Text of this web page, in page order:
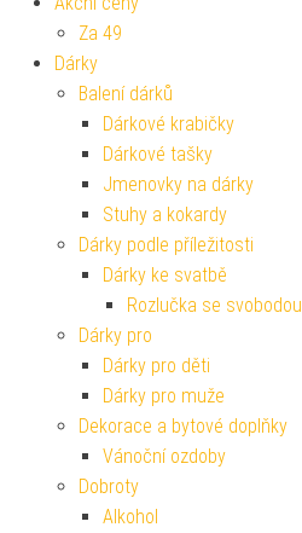
Za 49
Dárky
Balení dárků
Dárkové krabičky
Dárkové tašky
Jmenovky na dárky
Stuhy a kokardy
Dárky podle příležitosti
Dárky ke svatbě
Rozlučka se svobodou
Dárky pro
Dárky pro děti
Dárky pro muže
Dekorace a bytové doplňky
Vánoční ozdoby
Dobroty
Alkohol